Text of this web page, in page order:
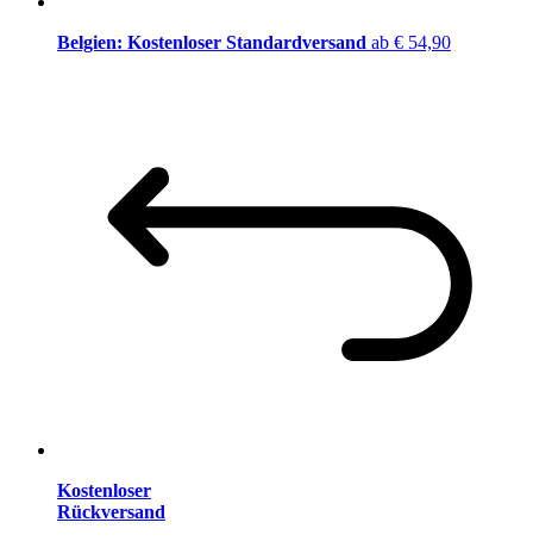
Belgien: Kostenloser Standardversand ab € 54,90
Kostenloser
Rückversand